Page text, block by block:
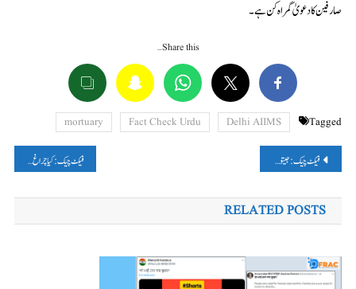
صارفین کا دعویٰ گمراہ کن ہے۔
Share this…
Tagged
Delhi AIIMS
Fact Check Urdu
mortuary
پوسٹوں
کی
نیویگیشن
فیکٹ چیک: جیتو پٹواری نے رام مندر میں عطیہ کی گئی رقم واپس نہیں مانگی، وائرل بیان فرضی ہے فیکٹ چیک: کیا چراغ پاسوان نے شری گنگا نگر ریپ پیڑیتا سے ملاقات کی؟ نہیں، یہ ویڈیو دربھنگہ کا ہے
RELATED POSTS